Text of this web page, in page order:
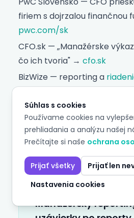
firiem s dojrzalou finančnou
pwc.com/sk
CFO.sk — „Manažérske
čo ich tvoria" → cfo.sk
BizWize — reporting a
Štatistický úrad SR —
podnikov →
SÚVISIACA EXPERTÍZA
Manažérsky
Súhlas s cookies
Používame cookies na
prehliadania a analýzu našej
Prečítajte si naše ochrana
Prijať všetky
Prijať len
Nastavenia cookies